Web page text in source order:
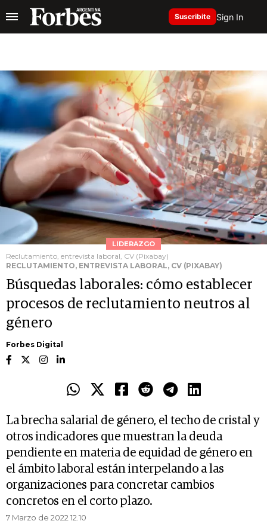
Suscribite Sign In
LIDERAZGO
Reclutamiento, entrevista laboral, CV (Pixabay)
RECLUTAMIENTO, ENTREVISTA LABORAL, CV (PIXABAY)
Búsquedas laborales: cómo establecer
procesos de reclutamiento neutros al
género
Forbes Digital
La brecha salarial de género, el techo de cristal y
otros indicadores que muestran la deuda
pendiente en materia de equidad de género en
el ámbito laboral están interpelando a las
organizaciones para concretar cambios
concretos en el corto plazo.
7 Marzo de 2022 12.10